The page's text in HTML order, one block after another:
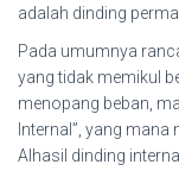
adalah dinding
Pada umumnya
yang tidak memikul
menopang beban,
Internal”, yang
Alhasil dinding